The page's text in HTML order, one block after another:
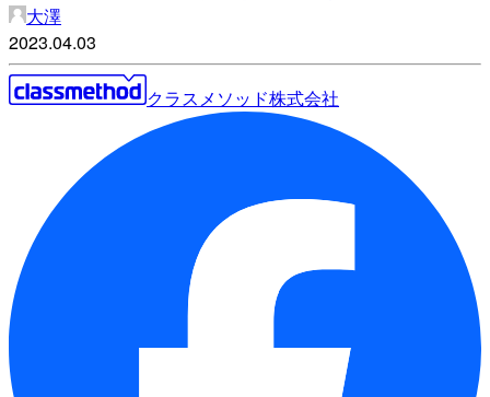
大澤
2023.04.03
クラスメソッド株式会社